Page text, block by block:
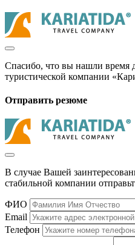
Спасибо, что вы нашли время
туристической компании
Отправить резюме
В случае Вашей
стабильной компании
ФИО
Email
Телефон